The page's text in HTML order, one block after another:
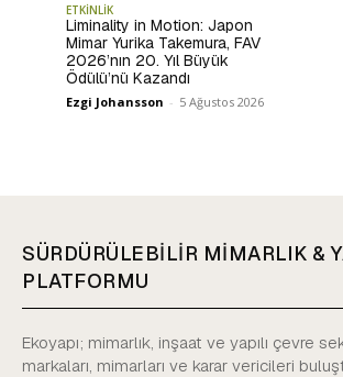
ETKİNLİK
Liminality in Motion: Japon
Mimar Yurika Takemura, FAV
2026’nın 20. Yıl Büyük
Ödülü’nü Kazandı
Ezgi Johansson - 5 Ağustos 2026
SÜRDÜRÜLEBİLİR MİMARLIK &
PLATFORMU
Ekoyapı; mimarlık, inşaat ve yapılı çevre
markaları, mimarları ve karar vericileri